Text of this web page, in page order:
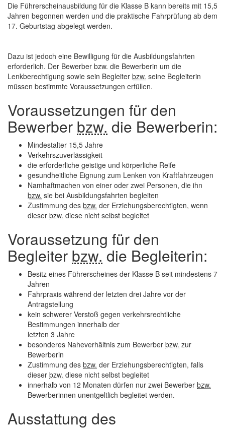
Die Führerscheinausbildung für die Klasse B kann bereits mit 15,5
Jahren begonnen werden und die praktische Fahrprüfung ab dem
17. Geburtstag abgelegt werden.
Dazu ist jedoch eine Bewilligung für die Ausbildungsfahrten
erforderlich. Der Bewerber bzw. die Bewerberin um die
Lenkberechtigung sowie sein Begleiter bzw. seine Begleiterin
müssen bestimmte Voraussetzungen erfüllen.
Voraussetzungen für den
Bewerber bzw. die Bewerberin:
Mindestalter 15,5 Jahre
Verkehrszuverlässigkeit
die erforderliche geistige und körperliche Reife
gesundheitliche Eignung zum Lenken von Kraftfahrzeugen
Namhaftmachen von einer oder zwei Personen, die ihn
bzw. sie bei Ausbildungsfahrten begleiten
Zustimmung des bzw. der Erziehungsberechtigten, wenn
dieser bzw. diese nicht selbst begleitet
Voraussetzung für den
Begleiter bzw.die Begleiterin:
Besitz eines Führerscheines der Klasse B seit mindestens 7
Jahren
Fahrpraxis während der letzten drei Jahre vor der
Antragstellung
kein schwerer Verstoß gegen verkehrsrechtliche
Bestimmungen innerhalb der
letzten 3 Jahre
besonderes Naheverhältnis zum Bewerber bzw. zur
Bewerberin
Zustimmung des bzw. der Erziehungsberechtigten, falls
dieser bzw. diese nicht selbst begleitet
innerhalb von 12 Monaten dürfen nur zwei Bewerber bzw.
Bewerberinnen unentgeltlich begleitet werden.
Ausstattung des